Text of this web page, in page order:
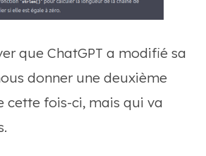
que ChatGPT a modifié sa
donner une deuxième
cette fois-ci, mais qui va